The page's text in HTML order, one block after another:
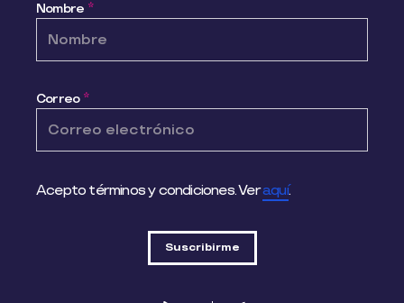
Nombre *
Correo *
Acepto términos y condiciones. Veraquí.